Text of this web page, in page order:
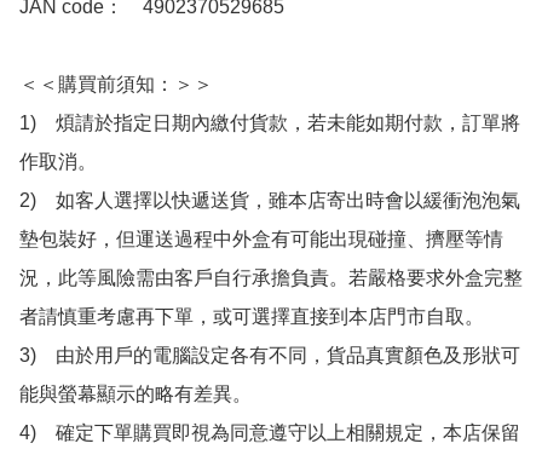
JAN code：　4902370529685
＜＜購買前須知：＞＞
1)　煩請於指定日期內繳付貨款，若未能如期付款，訂單將
作取消。
2)　如客人選擇以快遞送貨，雖本店寄出時會以緩衝泡泡氣
墊包裝好，但運送過程中外盒有可能出現碰撞、擠壓等情
況，此等風險需由客戶自行承擔負責。若嚴格要求外盒完整
者請慎重考慮再下單，或可選擇直接到本店門市自取。
3)　由於用戶的電腦設定各有不同，貨品真實顏色及形狀可
能與螢幕顯示的略有差異。
4)　確定下單購買即視為同意遵守以上相關規定，本店保留